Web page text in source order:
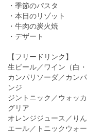
・季節のパスタ
・本日のリゾット
・牛肉の炭火焼
・デザート
【フリードリンク】
生ビール／ワイン（白
カンパリソーダ／カン
ンジ
ジントニック／ウォッ
グリア
オレンジジュース／り
エール／トニックウォ